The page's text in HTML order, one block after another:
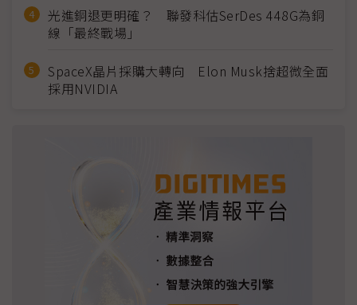
光進銅退更明確？ 聯發科估SerDes 448G為銅
線「最終戰場」
SpaceX晶片採購大轉向 Elon Musk捨超微全面
採用NVIDIA